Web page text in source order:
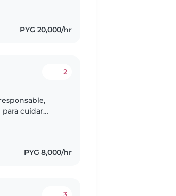
PYG 20,000/hr
2
para cuidar
PYG 8,000/hr